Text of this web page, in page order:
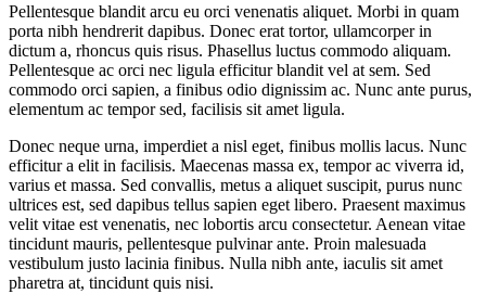
Pellentesque blandit arcu eu orci venenatis aliquet. Morbi in quam
porta nibh hendrerit dapibus. Donec erat tortor, ullamcorper in
dictum a, rhoncus quis risus. Phasellus luctus commodo aliquam.
Pellentesque ac orci nec ligula efficitur blandit vel at sem. Sed
commodo orci sapien, a finibus odio dignissim ac. Nunc ante purus,
elementum ac tempor sed, facilisis sit amet ligula.
Donec neque urna, imperdiet a nisl eget, finibus mollis lacus. Nunc
efficitur a elit in facilisis. Maecenas massa ex, tempor ac viverra id,
varius et massa. Sed convallis, metus a aliquet suscipit, purus nunc
ultrices est, sed dapibus tellus sapien eget libero. Praesent maximus
velit vitae est venenatis, nec lobortis arcu consectetur. Aenean vitae
tincidunt mauris, pellentesque pulvinar ante. Proin malesuada
vestibulum justo lacinia finibus. Nulla nibh ante, iaculis sit amet
pharetra at, tincidunt quis nisi.